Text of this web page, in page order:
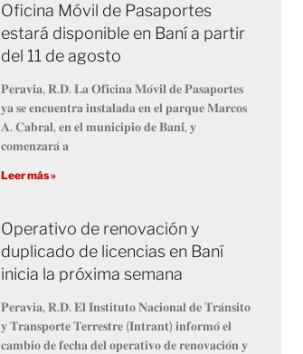
Oficina Móvil de Pasaportes
estará disponible en Baní a partir
del 11 de agosto
𝐏𝐞𝐫𝐚𝐯𝐢𝐚, 𝐑.𝐃. 𝐋𝐚 𝐎𝐟𝐢𝐜𝐢𝐧𝐚 𝐌𝐨́𝐯𝐢𝐥 𝐝𝐞 𝐏𝐚𝐬𝐚𝐩𝐨𝐫𝐭𝐞𝐬
𝐲𝐚 𝐬𝐞 𝐞𝐧𝐜𝐮𝐞𝐧𝐭𝐫𝐚 𝐢𝐧𝐬𝐭𝐚𝐥𝐚𝐝𝐚 𝐞𝐧 𝐞𝐥 𝐩𝐚𝐫𝐪𝐮𝐞 𝐌𝐚𝐫𝐜𝐨𝐬
𝐀. 𝐂𝐚𝐛𝐫𝐚𝐥, 𝐞𝐧 𝐞𝐥 𝐦𝐮𝐧𝐢𝐜𝐢𝐩𝐢𝐨 𝐝𝐞 𝐁𝐚𝐧𝐢́, 𝐲
𝐜𝐨𝐦𝐞𝐧𝐳𝐚𝐫𝐚́ 𝐚
Leer más »
Operativo de renovación y
duplicado de licencias en Baní
inicia la próxima semana
𝐏𝐞𝐫𝐚𝐯𝐢𝐚, 𝐑.𝐃. 𝐄𝐥 𝐈𝐧𝐬𝐭𝐢𝐭𝐮𝐭𝐨 𝐍𝐚𝐜𝐢𝐨𝐧𝐚𝐥 𝐝𝐞 𝐓𝐫𝐚́𝐧𝐬𝐢𝐭𝐨
𝐲 𝐓𝐫𝐚𝐧𝐬𝐩𝐨𝐫𝐭𝐞 𝐓𝐞𝐫𝐫𝐞𝐬𝐭𝐫𝐞 (𝐈𝐧𝐭𝐫𝐚𝐧𝐭) 𝐢𝐧𝐟𝐨𝐫𝐦𝐨́ 𝐞𝐥
𝐜𝐚𝐦𝐛𝐢𝐨 𝐝𝐞 𝐟𝐞𝐜𝐡𝐚 𝐝𝐞𝐥 𝐨𝐩𝐞𝐫𝐚𝐭𝐢𝐯𝐨 𝐝𝐞 𝐫𝐞𝐧𝐨𝐯𝐚𝐜𝐢𝐨́𝐧 𝐲